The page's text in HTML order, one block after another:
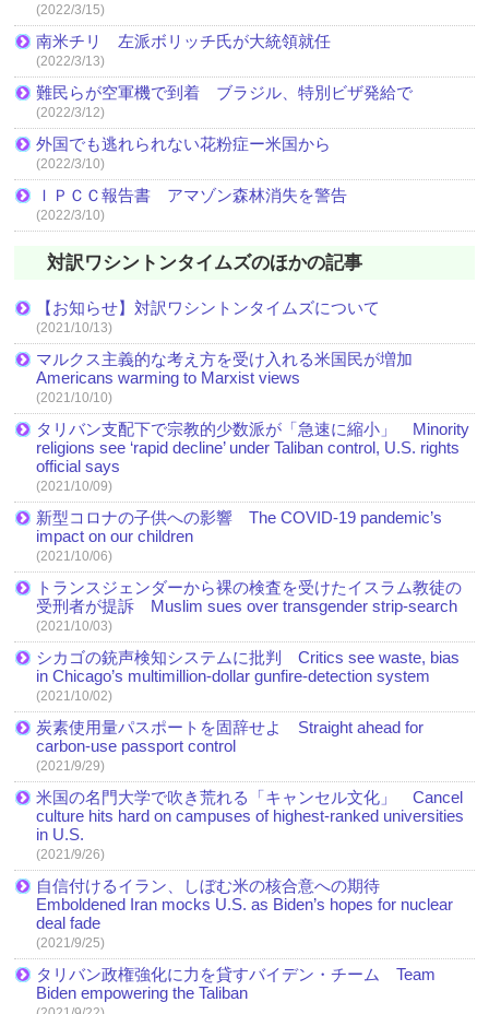
(2022/3/15)
南米チリ 左派ボリッチ氏が大統領就任
(2022/3/13)
難民らが空軍機で到着 ブラジル、特別ビザ発給で
(2022/3/12)
外国でも逃れられない花粉症ー米国から
(2022/3/10)
ＩＰＣＣ報告書 アマゾン森林消失を警告
(2022/3/10)
対訳ワシントンタイムズのほかの記事
【お知らせ】対訳ワシントンタイムズについて
(2021/10/13)
マルクス主義的な考え方を受け入れる米国民が増加
Americans warming to Marxist views
(2021/10/10)
タリバン支配下で宗教的少数派が「急速に縮小」 Minority
religions see ‘rapid decline’ under Taliban control, U.S. rights
official says
(2021/10/09)
新型コロナの子供への影響 The COVID-19 pandemic’s
impact on our children
(2021/10/06)
トランスジェンダーから裸の検査を受けたイスラム教徒の
受刑者が提訴 Muslim sues over transgender strip-search
(2021/10/03)
シカゴの銃声検知システムに批判 Critics see waste, bias
in Chicago’s multimillion-dollar gunfire-detection system
(2021/10/02)
炭素使用量パスポートを固辞せよ Straight ahead for
carbon-use passport control
(2021/9/29)
米国の名門大学で吹き荒れる「キャンセル文化」 Cancel
culture hits hard on campuses of highest-ranked universities
in U.S.
(2021/9/26)
自信付けるイラン、しぼむ米の核合意への期待
Emboldened Iran mocks U.S. as Biden’s hopes for nuclear
deal fade
(2021/9/25)
タリバン政権強化に力を貸すバイデン・チーム Team
Biden empowering the Taliban